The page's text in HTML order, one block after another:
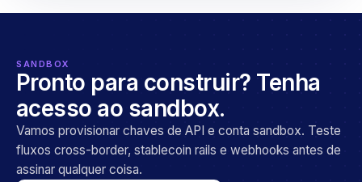
SANDBOX
Pronto para construir? Tenha
acesso ao sandbox.
Vamos provisionar chaves de API e conta sandbox. Teste
fluxos cross-border, stablecoin rails e webhooks antes de
assinar qualquer coisa.